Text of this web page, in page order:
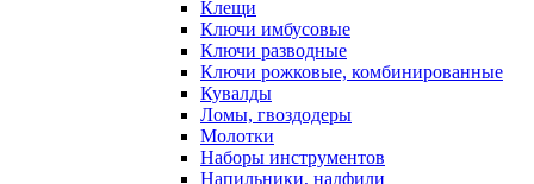
Клещи
Ключи имбусовые
Ключи разводные
Ключи рожковые, комбинированные
Кувалды
Ломы, гвоздодеры
Молотки
Наборы инструментов
Напильники, надфили